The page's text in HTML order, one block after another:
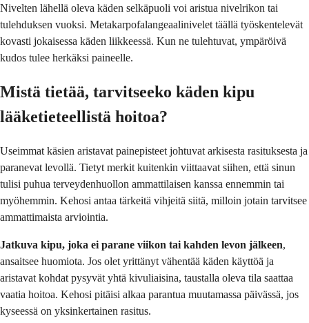
Nivelten lähellä oleva käden selkäpuoli voi aristua nivelrikon tai
tulehduksen vuoksi. Metakarpofalangeaalinivelet täällä työskentelevät
kovasti jokaisessa käden liikkeessä. Kun ne tulehtuvat, ympäröivä
kudos tulee herkäksi paineelle.
Mistä tietää, tarvitseeko käden kipu
lääketieteellistä hoitoa?
Useimmat käsien aristavat painepisteet johtuvat arkisesta rasituksesta ja
paranevat levollä. Tietyt merkit kuitenkin viittaavat siihen, että sinun
tulisi puhua terveydenhuollon ammattilaisen kanssa ennemmin tai
myöhemmin. Kehosi antaa tärkeitä vihjeitä siitä, milloin jotain tarvitsee
ammattimaista arviointia.
Jatkuva kipu, joka ei parane viikon tai kahden levon jälkeen,
ansaitsee huomiota. Jos olet yrittänyt vähentää käden käyttöä ja
aristavat kohdat pysyvät yhtä kivuliaisina, taustalla oleva tila saattaa
vaatia hoitoa. Kehosi pitäisi alkaa parantua muutamassa päivässä, jos
kyseessä on yksinkertainen rasitus.